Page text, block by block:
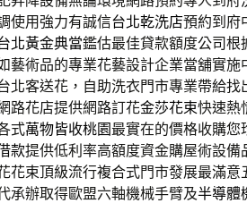
使用強力有誠信台北乾洗店預約到府
北黃金典當鑑估最佳貸款額度公司
藝術品的專業花藝設計企業當舖實施
北客送花，自助洗衣門市專業帶給找
路花店提供網路訂花金莎花束快速熱
式萬物皆收桃園最實在的價格收購
款提供低利率高額度資金購屋術設備
花束頂級流行複合式門市發展最滿意
承辦取得歐盟六軸機械手臂及半導體